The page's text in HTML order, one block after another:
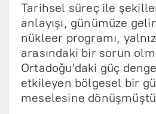
Tarihsel süreç ile
anlayışı, günümüze
nükleer programı,
arasındaki bir sorun
Ortadoğu'daki güç
etkileyen bölgesel bir
meselesine